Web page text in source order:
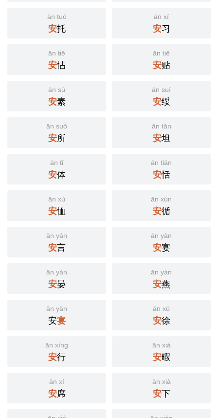
ān tuō
安托
ān xí
安习
ān tiē
安怗
ān tiē
安贴
ān sù
安素
ān suí
安绥
ān suǒ
安所
ān tǎn
安坦
ān tǐ
安体
ān tián
安恬
ān xù
安恤
ān xún
安循
ān yán
安言
ān yàn
安宴
ān yàn
安晏
ān yàn
安燕
ān yàn
安宴
ān xú
安徐
ān xíng
安行
ān xiá
安暇
ān xí
安席
ān xià
安下